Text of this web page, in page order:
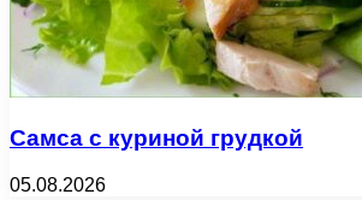
Самса с куриной грудкой
05.08.2026